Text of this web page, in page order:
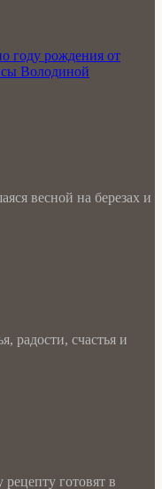
году рождения от
Володиной
весной на березах и
радости, счастья и
готовят в